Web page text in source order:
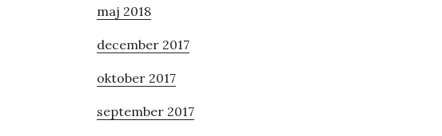
maj 2018
december 2017
oktober 2017
september 2017